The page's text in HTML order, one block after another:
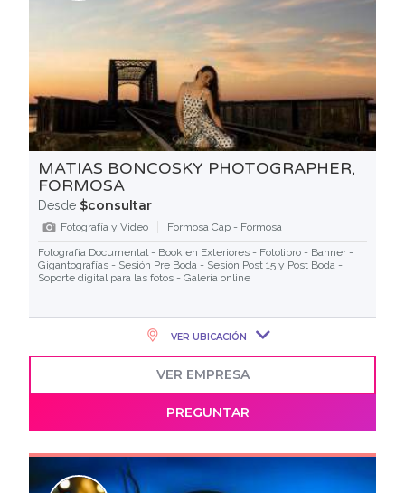
MATIAS BONCOSKY PHOTOGRAPHER,
FORMOSA
Desde $consultar
Fotografía y Video
Formosa Cap - Formosa
Fotografía Documental - Book en Exteriores - Fotolibro - Banner -
Gigantografías - Sesión Pre Boda - Sesión Post 15 y Post Boda -
Soporte digital para las fotos - Galería online
VER UBICACIÓN
VER EMPRESA
PREGUNTAR